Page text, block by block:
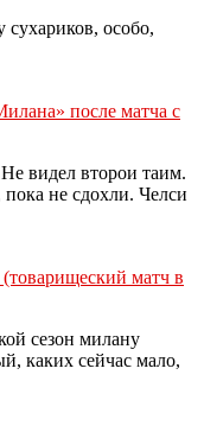
сухариков, особо,
после матча с
видел второи таим.
не сдохли. Челси
матч в
сезон милану
каких сейчас мало,